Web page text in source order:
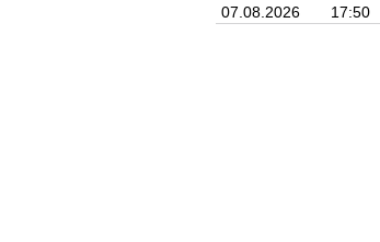
07.08.2026
17:50